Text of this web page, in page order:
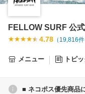
FELLOW SURF 公式
4.78 （ 19,816件
メニュー トピ
■ ネコポス優先商品